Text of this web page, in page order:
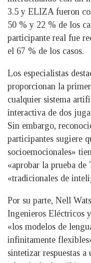
3.5 y ELIZA fueron
50 % y 22 % de los
participante real fue
el 67 % de los casos.
Los especialistas
proporcionan la
cualquier sistema
interactiva de dos
Sin embargo,
participantes sugiere
socioemocionales»
«aprobar la prueba
«tradicionales de
Por su parte, Nell
Ingenieros Eléctricos
«los modelos de
infinitamente
sintetizar respuestas